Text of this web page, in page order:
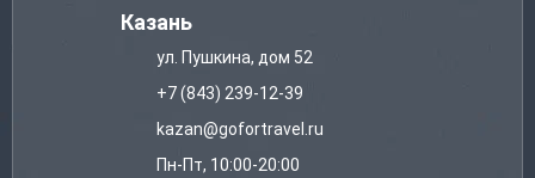
Казань
ул. Пушкина, дом 52
+7 (843) 239-12-39
kazan@gofortravel.ru
Пн-Пт, 10:00-20:00